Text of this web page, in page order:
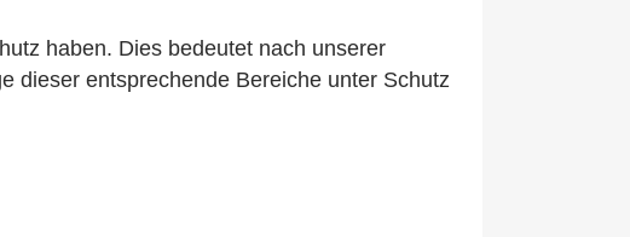
haben. Dies bedeutet nach unserer
dieser entsprechende Bereiche unter Schutz